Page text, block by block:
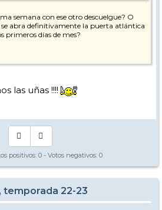
semana con ese otro descuelgue? O
se abra definitivamente la puerta atlántica
primeros días de mes?
las uñas !!!!
positivos: 0 - Votos negativos: 0
temporada 22-23